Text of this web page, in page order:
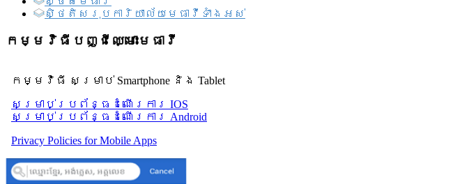
សិ្ថតិសរុបការិយាល័យមេធាវីទាំងអស់​
កម្មវិធីបញ្ជីឈ្មោះមេធាវី
កម្មវិធី សម្រាប់ Smartphone និង Tablet
សម្រាប់​ប្រព័ន្ធដំណើរការ IOS
សម្រាប់​ប្រព័ន្ធដំណើរការ Android
Privacy Policies for Mobile Apps